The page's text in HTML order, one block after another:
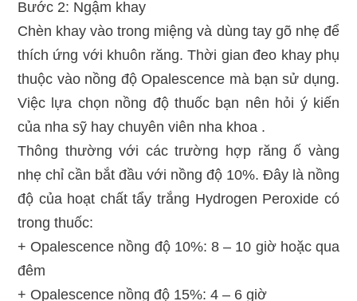
Bước 2: Ngậm khay
Chèn khay vào trong miệng và dùng tay gõ nhẹ để
thích ứng với khuôn răng. Thời gian đeo khay phụ
thuộc vào nồng độ Opalescence mà bạn sử dụng.
Việc lựa chọn nồng độ thuốc bạn nên hỏi ý kiến
của nha sỹ hay chuyên viên nha khoa .
Thông thường với các trường hợp răng ố vàng
nhẹ chỉ cần bắt đầu với nồng độ 10%. Đây là nồng
độ của hoạt chất tẩy trắng Hydrogen Peroxide có
trong thuốc:
+ Opalescence nồng độ 10%: 8 – 10 giờ hoặc qua
đêm
+ Opalescence nồng độ 15%: 4 – 6 giờ